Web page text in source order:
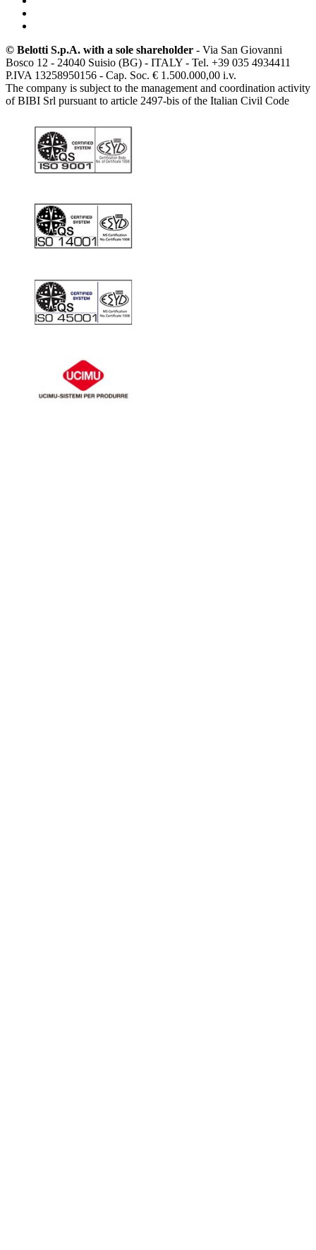
© Belotti S.p.A. with a sole shareholder - Via San Giovanni
Bosco 12 - 24040 Suisio (BG) - ITALY - Tel. +39 035 4934411
P.IVA 13258950156 - Cap. Soc. € 1.500.000,00 i.v.
The company is subject to the management and coordination activity
of BIBI Srl pursuant to article 2497-bis of the Italian Civil Code